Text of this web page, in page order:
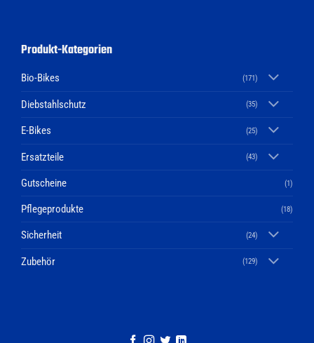
Produkt-Kategorien
Bio-Bikes (171)
Diebstahlschutz (35)
E-Bikes (25)
Ersatzteile (43)
Gutscheine (1)
Pflegeprodukte (18)
Sicherheit (24)
Zubehör (129)